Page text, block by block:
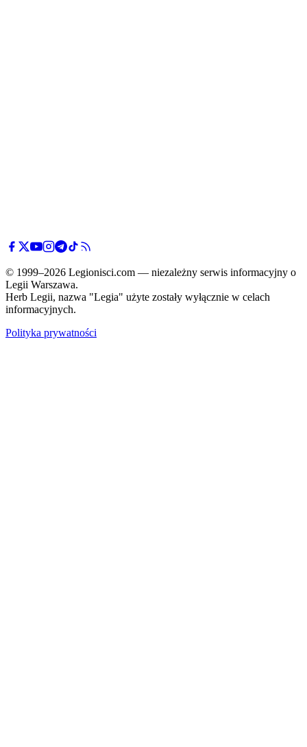
© 1999–2026 Legionisci.com — niezależny serwis informacyjny o
Legii Warszawa.
Herb Legii, nazwa "Legia" użyte zostały wyłącznie w celach
informacyjnych.
Polityka prywatności